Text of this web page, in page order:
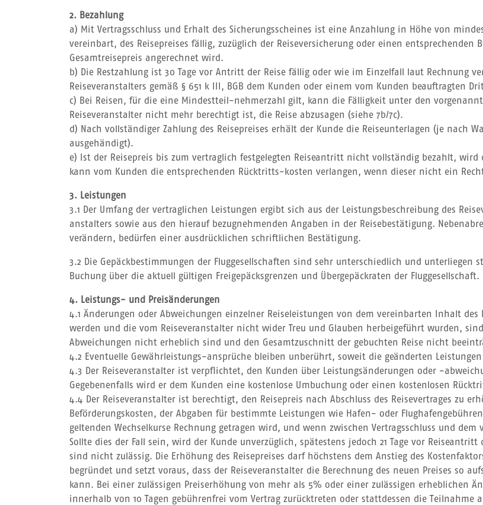
2. Bezahlung
a) Mit Vertragsschluss und Erhalt des Sicherungsscheines ist eine Anzahlung in Höhe von
vereinbart, des Reisepreises fällig, zuzüglich der Reiseversicherung oder einen entsprechenden
Gesamtreisepreis angerechnet wird.
b) Die Restzahlung ist 30 Tage vor Antritt der Reise fällig oder wie im Einzelfall laut Rechnung
Reiseveranstalters gemäß § 651 k III, BGB dem Kunden oder einem vom Kunden beauftragten
c) Bei Reisen, für die eine Mindestteil-nehmerzahl gilt, kann die Fälligkeit unter den
Reiseveranstalter nicht mehr berechtigt ist, die Reise abzusagen (siehe 7b/7c).
d) Nach vollständiger Zahlung des Reisepreises erhält der Kunde die Reiseunterlagen (je nach
ausgehändigt).
e) Ist der Reisepreis bis zum vertraglich festgelegten Reiseantritt nicht vollständig bezahlt,
kann vom Kunden die entsprechenden Rücktritts-kosten verlangen, wenn dieser nicht ein
3. Leistungen
3.1 Der Umfang der vertraglichen Leistungen ergibt sich aus der Leistungsbeschreibung des
anstalters sowie aus den hierauf bezugnehmenden Angaben in der Reisebestätigung.
verändern, bedürfen einer ausdrücklichen schriftlichen Bestätigung.
3.2 Die Gepäckbestimmungen der Fluggesellschaften sind sehr unterschiedlich und unterliegen
Buchung über die aktuell gültigen Freigepäcksgrenzen und Übergepäckraten der Fluggesellschaft.
4. Leistungs- und Preisänderungen
4.1 Änderungen oder Abweichungen einzelner Reiseleistungen von dem vereinbarten Inhalt des
werden und die vom Reiseveranstalter nicht wider Treu und Glauben herbeigeführt wurden,
Abweichungen nicht erheblich sind und den Gesamtzuschnitt der gebuchten Reise nicht
4.2 Eventuelle Gewährleistungs-ansprüche bleiben unberührt, soweit die geänderten
4.3 Der Reiseveranstalter ist verpflichtet, den Kunden über Leistungsänderungen oder -
Gegebenenfalls wird er dem Kunden eine kostenlose Umbuchung oder einen kostenlosen
4.4 Der Reiseveranstalter ist berechtigt, den Reisepreis nach Abschluss des Reisevertrages zu
Beförderungskosten, der Abgaben für bestimmte Leistungen wie Hafen- oder
geltenden Wechselkurse Rechnung getragen wird, und wenn zwischen Vertragsschluss und
Sollte dies der Fall sein, wird der Kunde unverzüglich, spätestens jedoch 21 Tage vor
sind nicht zulässig. Die Erhöhung des Reisepreises darf höchstens dem Anstieg des
begründet und setzt voraus, dass der Reiseveranstalter die Berechnung des neuen Preises so
kann. Bei einer zulässigen Preiserhöhung von mehr als 5% oder einer zulässigen erheblichen
innerhalb von 10 Tagen gebührenfrei vom Vertrag zurücktreten oder stattdessen die Teilnahme